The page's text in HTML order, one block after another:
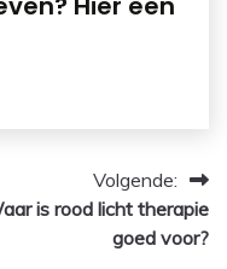
Volgende:
is rood licht therapie
goed voor?